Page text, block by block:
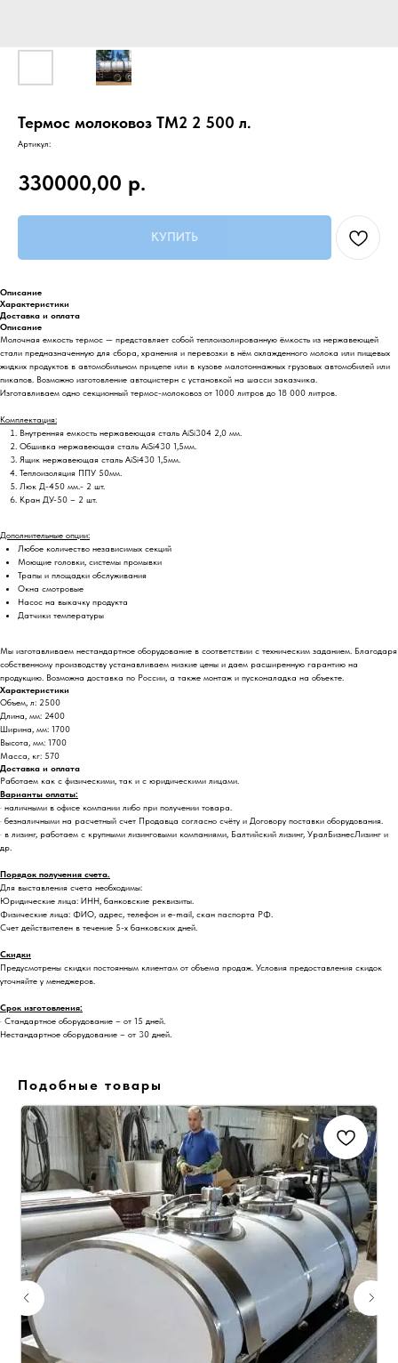
Термос молоковоз ТМ2 2 500 л.
Артикул:
330000,00 р.
КУПИТЬ
Описание
Характеристики
Доставка и оплата
Описание
Молочная емкость термос — представляет собой теплоизолированную ёмкость из нержавеющей
стали предназначенную для сбора, хранения и перевозки в нём охлажденного молока или пищевых
жидких продуктов в автомобильном прицепе или в кузове малотоннажных грузовых автомобилей или
пикапов. Возможно изготовление автоцистерн с установкой на шасси заказчика.
Изготавливаем одно секционный термос-молоковоз от 1000 литров до 18 000 литров.
Комплектация:
Внутренняя емкость нержавеющая сталь AiSi304 2,0 мм.
Обшивка нержавеющая сталь AiSi430 1,5мм.
Ящик нержавеющая сталь AiSi430 1,5мм.
Теплоизоляция ППУ 50мм.
Люк Д-450 мм.- 2 шт.
Кран ДУ-50 – 2 шт.
Дополнительные опции:
Любое количество независимых секций
Моющие головки, системы промывки
Трапы и площадки обслуживания
Окна смотровые
Насос на выкачку продукта
Датчики температуры
Мы изготавливаем нестандартное оборудование в соответствии с техническим заданием. Благодаря
собственному производству устанавливаем низкие цены и даем расширенную гарантию на
продукцию. Возможна доставка по России, а также монтаж и пусконаладка на объекте.
Характеристики
Объем, л: 2500
Длина, мм: 2400
Ширина, мм: 1700
Высота, мм: 1700
Масса, кг: 570
Доставка и оплата
Работаем как с физическими, так и с юридическими лицами.
Варианты оплаты:
· наличными в офисе компании либо при получении товара.
· безналичными на расчетный счет Продавца согласно счёту и Договору поставки оборудования.
· в лизинг, работаем с крупными лизинговыми компаниями, Балтийский лизинг, УралБизнесЛизинг и
др.
Порядок получения счета.
Для выставления счета необходимы:
Юридические лица: ИНН, банковские реквизиты.
Физические лица: ФИО, адрес, телефон и e-mail, скан паспорта РФ.
Счет действителен в течение 5-х банковских дней.
Скидки
Предусмотрены скидки постоянным клиентам от объема продаж. Условия предоставления скидок
уточняйте у менеджеров.
Срок изготовления:
· Стандартное оборудование – от 15 дней.
Нестандартное оборудование – от 30 дней.
Подобные товары